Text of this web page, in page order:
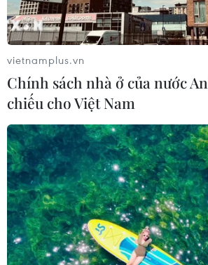
#chợ ĐỊnh Cả #mặc cả
Hải
TP. Hải Phòng
Theo dõi VietnamPlus
TIN CÙNG CHUYÊN MỤC
vietnamplus.vn
Chính sách nhà ở của nước
chiếu cho Việt Nam